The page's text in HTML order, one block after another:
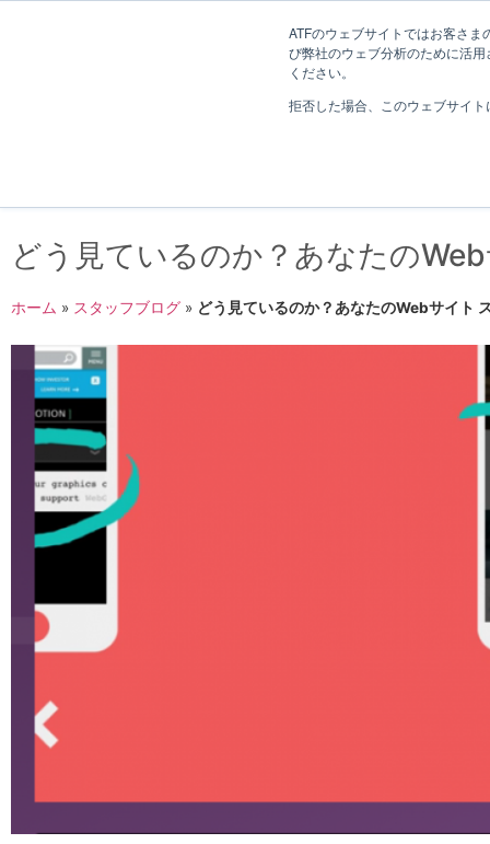
ATFのウェブサイトではお客さ
び弊社のウェブ分析のために活
ください。
拒否した場合、このウェブサイ
Web制作考え方
どう見ているのか？あなたの
ホーム » スタッフブログ » どう見ているのか？あなたのWebサイト